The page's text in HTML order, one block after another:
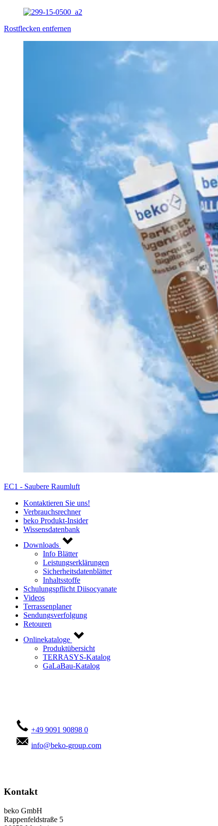
Rostflecken entfernen
EC1 - Saubere Raumluft
Kontaktieren Sie uns!
Verbrauchsrechner
beko Produkt-Insider
Wissensdatenbank
Downloads
Info Blätter
Leistungserklärungen
Sicherheitsdatenblätter
Inhaltsstoffe
Schulungspflicht Diisocyanate
Videos
Terrassenplaner
Sendungsverfolgung
Retouren
Onlinekataloge
Produktübersicht
TERRASYS-Katalog
GaLaBau-Katalog
+49 9091 90898 0
info@beko-group.com
Kontakt
beko GmbH
Rappenfeldstraße 5